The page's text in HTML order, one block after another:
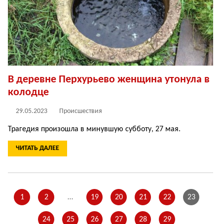
В деревне Перхурьево женщина утонула в
колодце
29.05.2023 Происшествия
Трагедия произошла в минувшую субботу, 27 мая.
ЧИТАТЬ ДАЛЕЕ
1 2 … 19 20 21 22 23
24 25 26 27 28 29